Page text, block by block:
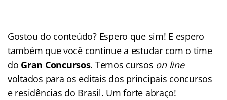
Gostou do conteúdo? Espero que sim! E espero
também que você continue a estudar com o time
do Gran Concursos. Temos cursos on line
voltados para os editais dos principais concursos
e residências do Brasil. Um forte abraço!